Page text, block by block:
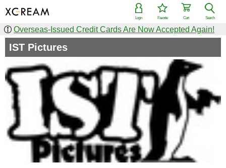
Search
Cart
Favorite
Login
Overseas-Issued Credit Cards Are Now Accepted Again!
IST Pictures